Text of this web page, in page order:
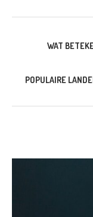
WAT
POPULAIRE